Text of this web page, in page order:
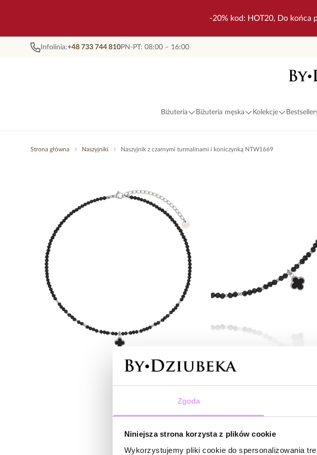
Zgoda
Niniejsza strona korzysta z plików cookie
Wykorzystujemy pliki cookie do spersonalizowania
-20% kod: HOT20, Do końca
Infolinia:+48 733 744 810PN-PT: 08:00 – 16:00
Biżuteria Biżuteria męska Kolekcje
Strona główna Naszyjniki Naszyjnik z czarnymi turmalinami i koniczynką NTW1669